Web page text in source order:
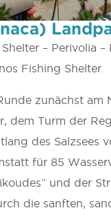
– Perivolia
Fishing Shelter
zunächst am
dem Turm der
des Salzsees
für 85
und der
die sanften,